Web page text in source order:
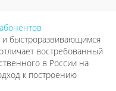
и быстроразвивающимся
востребованный
в России на
к построению